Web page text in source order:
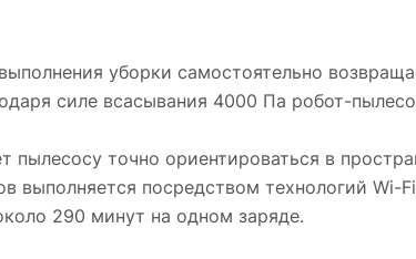
уборки самостоятельно
силе всасывания 4000 Па робот-
точно ориентироваться в
выполняется посредством технологий Wi-
290 минут на одном заряде.